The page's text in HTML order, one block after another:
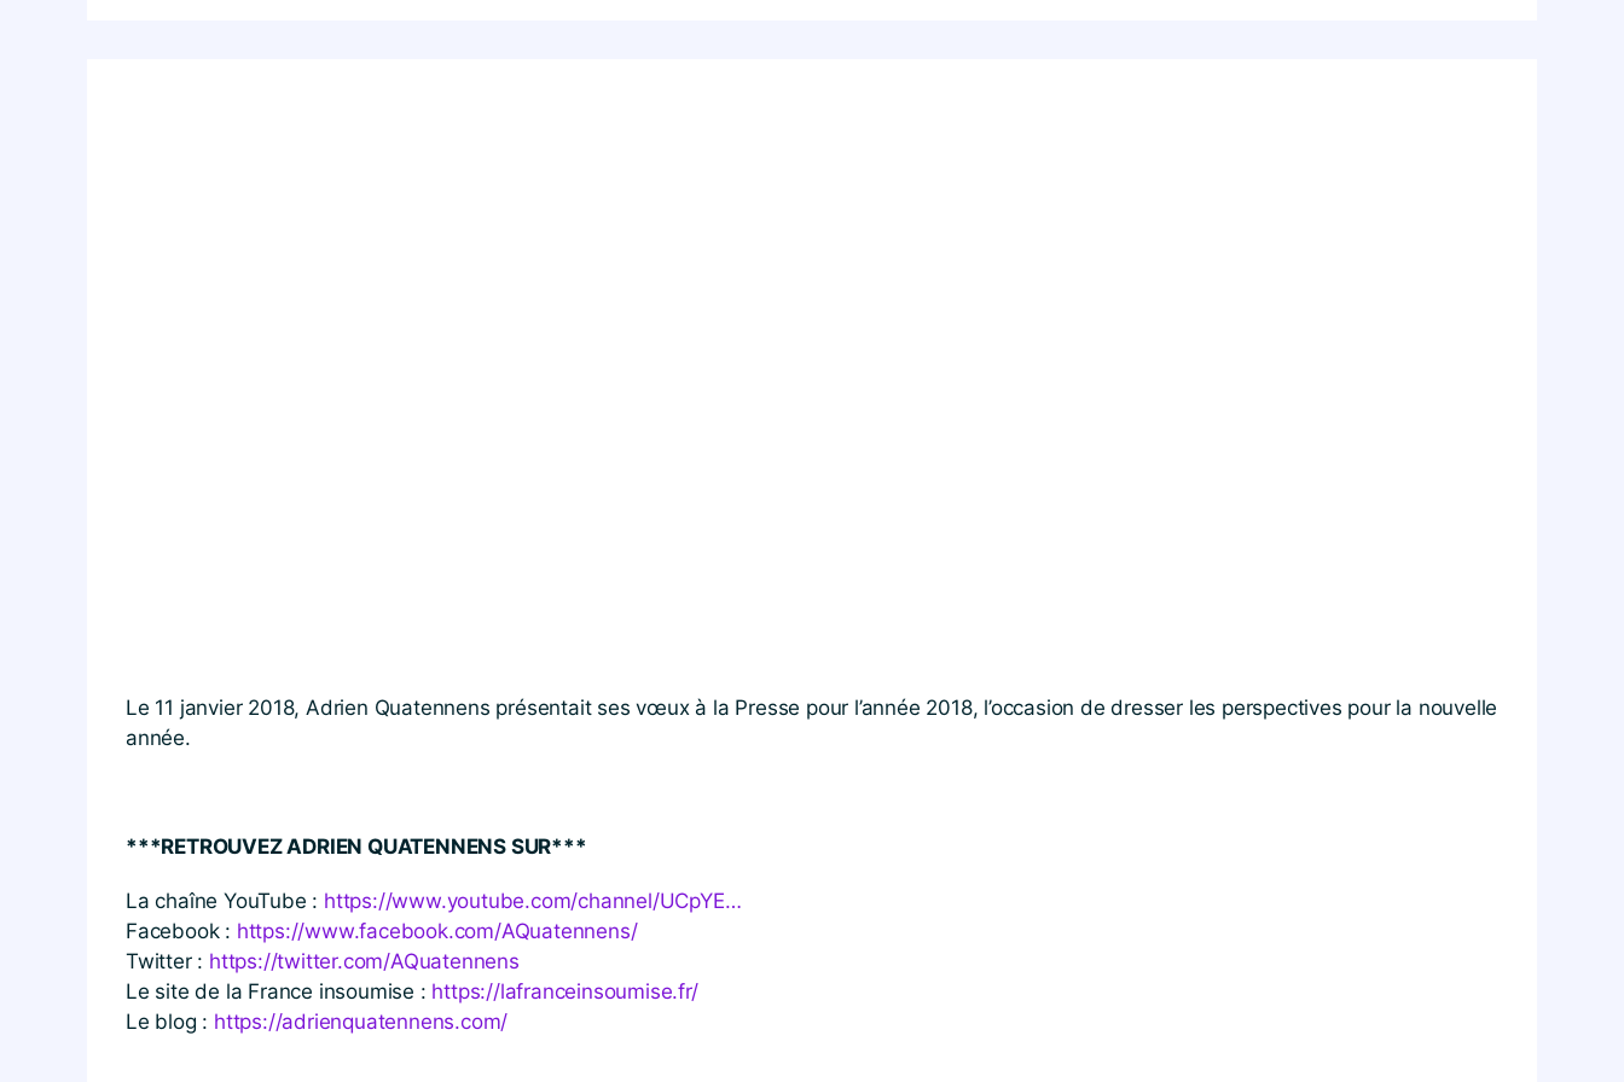
Le 11 janvier 2018, Adrien Quatennens présentait ses vœux à la Presse pour l’année 2018, l’occasion de dresser les perspectives pour la nouvelle
année.
***RETROUVEZ ADRIEN QUATENNENS SUR***
La chaîne YouTube : https://​www​.youtube​.com/​c​h​a​n​n​e​l​/​U​C​pYE…
Facebook : https://​www​.facebook​.com/​A​Q​u​a​t​e​n​n​e​ns/
Twitter : https://​twitter​.com/​A​Q​u​a​t​e​n​n​ens
Le site de la France insoumise : https://​lafranceinsoumise​.fr/
Le blog : https://​adrienquatennens​.com/